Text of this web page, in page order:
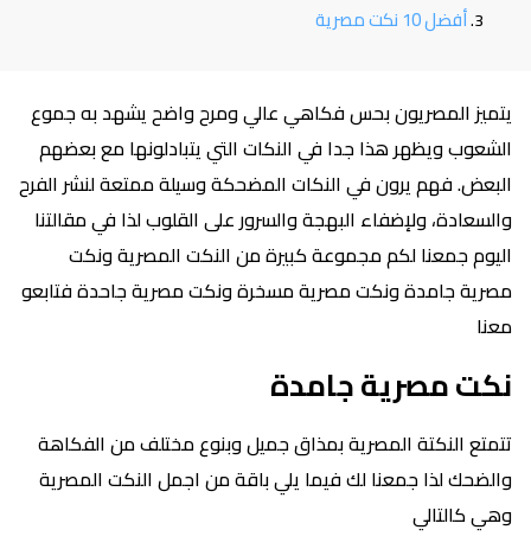
أفضل 10 نكت مصرية
يتميز المصريون بحس فكاهي عالي ومرح واضح يشهد به جموع
الشعوب ويظهر هذا جدا في النكات التي يتبادلونها مع بعضهم
البعض. فهم يرون في النكات المضحكة وسيلة ممتعة لنشر الفرح
والسعادة، ولإضفاء البهجة والسرور على القلوب لذا في مقالتنا
اليوم جمعنا لكم مجموعة كبيرة من النكت المصرية ونكت
مصرية جامدة ونكت مصرية مسخرة ونكت مصرية جاحدة فتابعو
معنا
نكت مصرية جامدة
تتمتع النكتة المصرية بمذاق جميل وبنوع مختلف من الفكاهة
والضحك لذا جمعنا لك فيما يلي باقة من اجمل النكت المصرية
وهي كالتالي